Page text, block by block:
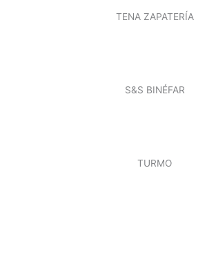
TENA ZAPATERÍA
S&S BINÉFAR
TURMO